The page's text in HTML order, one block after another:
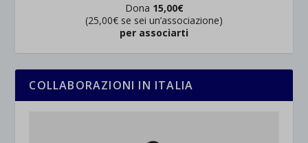
Dona 15,00€
(25,00€ se sei un’associazione)
per associarti
COLLABORAZIONI IN ITALIA